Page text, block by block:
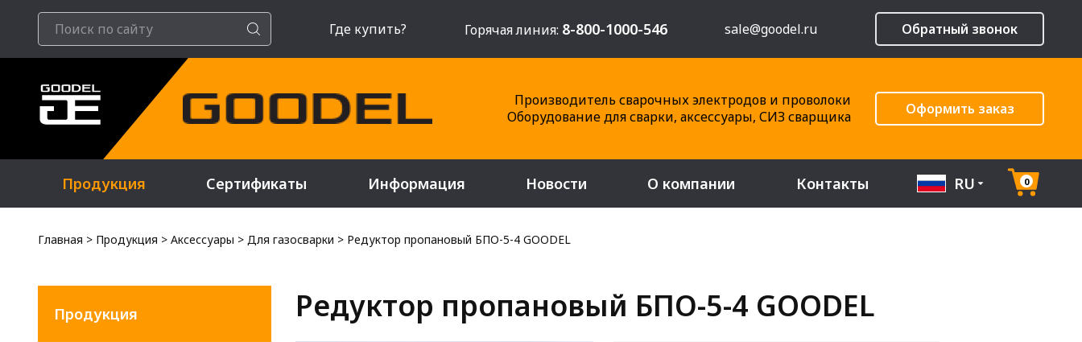
Где купить? Горячая линия: 8-800-1000-546 sale@goodel.ru Обратный звонок
Производитель сварочных электродов и проволоки
Оборудование для сварки, аксессуары, СИЗ сварщика
Оформить заказ
Продукция Сертификаты Информация Новости О компании Контакты RU 0
Главная > Продукция > Аксессуары > Для газосварки > Редуктор пропановый БПО-5-4 GOODEL
Продукция Редуктор пропановый БПО-5-4 GOODEL